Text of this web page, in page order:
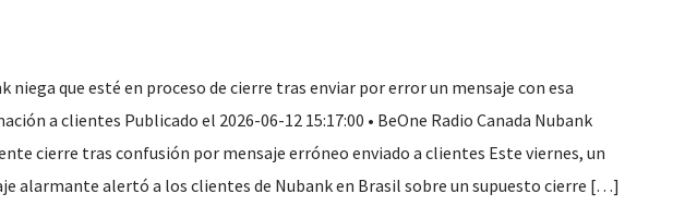
niega que esté en proceso de cierre tras enviar por error un mensaje con esa
a clientes Publicado el 2026-06-12 15:17:00 • BeOne Radio Canada Nubank
cierre tras confusión por mensaje erróneo enviado a clientes Este viernes, un
alarmante alertó a los clientes de Nubank en Brasil sobre un supuesto cierre […]